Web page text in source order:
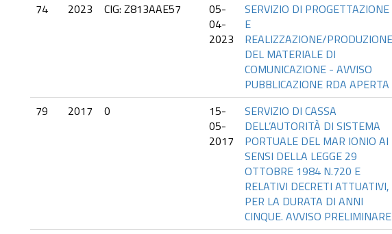
74 2023 CIG: Z813AAE57
05-
04-
2023
SERVIZIO DI PROGETTAZIONE
E
REALIZZAZIONE/PRODUZIONE
DEL MATERIALE DI
COMUNICAZIONE - AVVISO
PUBBLICAZIONE RDA APERTA
79 2017 0
15-
05-
2017
SERVIZIO DI CASSA
DELL’AUTORITÀ DI SISTEMA
PORTUALE DEL MAR IONIO AI
SENSI DELLA LEGGE 29
OTTOBRE 1984 N.720 E
RELATIVI DECRETI ATTUATIVI,
PER LA DURATA DI ANNI
CINQUE. AVVISO PRELIMINARE